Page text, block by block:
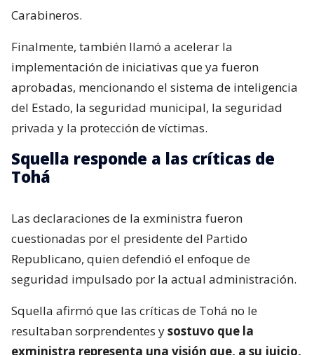
Carabineros.
Finalmente, también llamó a acelerar la
implementación de iniciativas que ya fueron
aprobadas, mencionando el sistema de inteligencia
del Estado, la seguridad municipal, la seguridad
privada y la protección de víctimas.
Squella responde a las críticas de
Tohá
Las declaraciones de la exministra fueron
cuestionadas por el presidente del Partido
Republicano, quien defendió el enfoque de
seguridad impulsado por la actual administración.
Squella afirmó que las críticas de Tohá no le
resultaban sorprendentes ysostuvo que la
exministra representa una visión que, a su juicio,